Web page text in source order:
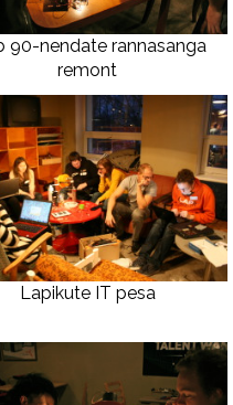
90-nendate rannasanga
remont
Lapikute IT pesa